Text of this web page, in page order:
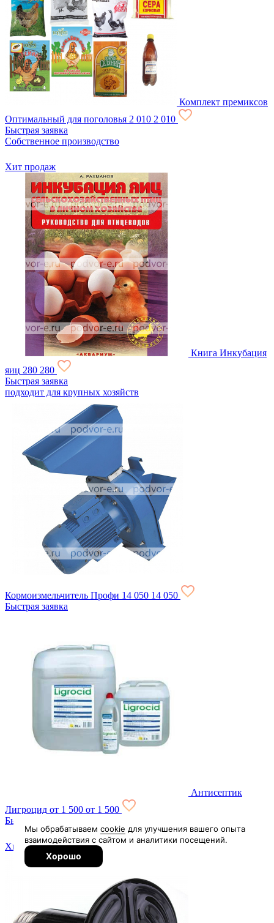
Комплект премиксов
Оптимальный для поголовья 2 010 2 010
Быстрая заявка
Собственное производство
Хит продаж
Книга Инкубация
яиц 280 280
Быстрая заявка
подходит для крупных хозяйств
Кормоизмельчитель Профи 14 050 14 050
Быстрая заявка
Антисептик
Лигроцид от 1 500 от 1 500
Быстрая заявка
Хит продаж